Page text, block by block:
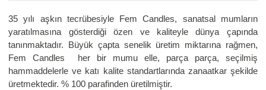
35 yılı aşkın tecrübesiyle Fem Candles, sanatsal mumların
yaratılmasına gösterdiği özen ve kaliteyle dünya çapında
tanınmaktadır. Büyük çapta senelik üretim miktarına rağmen,
Fem Candles her bir mumu elle, parça parça, seçilmiş
hammaddelerle ve katı kalite standartlarında zanaatkar şekilde
üretmektedir. % 100 parafinden üretilmiştir.